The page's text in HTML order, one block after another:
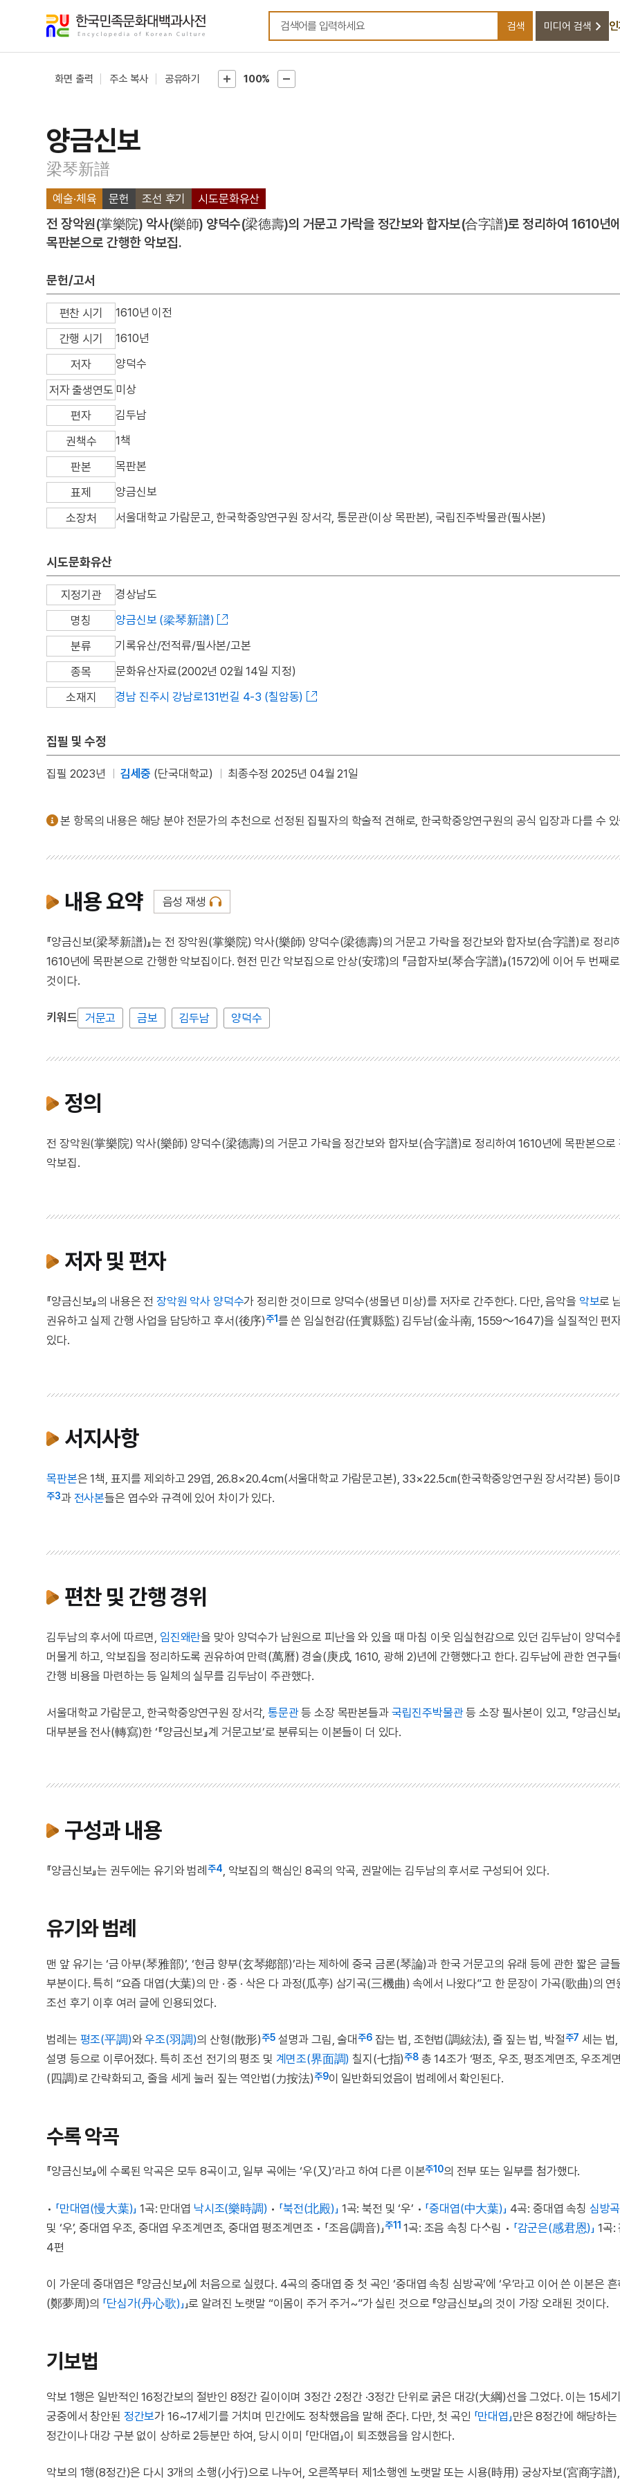
검색어를 입력하세요
검색 미디어 검색
화면 출력 주소 복사 공유하기 100%
양금신보
梁琴新譜
예술·체육 문헌 조선 후기 시도문화유산
전 장악원(掌樂院) 악사(樂師) 양덕수(梁德壽)의 거문고 가락을 정간보와 합자보(合字譜)로 정리하여 1610년
목판본으로 간행한 악보집.
문헌/고서
편찬 시기
1610년 이전
간행 시기
1610년
저자
양덕수
저자 출생연도 미상
편자
김두남
권책수
1책
판본
목판본
표제
양금신보
소장처
서울대학교 가람문고, 한국학중앙연구원 장서각, 통문관(이상 목판본), 국립진주박물관(필사본)
시도문화유산
지정기관
경상남도
명칭
양금신보 (梁琴新譜)
분류
기록유산/전적류/필사본/고본
종목
문화유산자료(2002년 02월 14일 지정)
소재지
경남 진주시 강남로131번길 4-3 (칠암동)
집필 및 수정
집필 2023년 김세중 (단국대학교) 최종수정 2025년 04월 21일
본 항목의 내용은 해당 분야 전문가의 추천으로 선정된 집필자의 학술적 견해로, 한국학중앙연구원의 공식 입장과 다를 수
내용 요약 음성 재생
『양금신보(梁琴新譜)』는 전 장악원(掌樂院) 악사(樂師) 양덕수(梁德壽)의 거문고 가락을 정간보와 합자보(合字譜)로 정리
1610년에 목판본으로 간행한 악보집이다. 현전 민간 악보집으로 안상(安瑺)의 『금합자보(琴合字譜)』(1572)에 이어 두 번째
것이다.
키워드 거문고 금보 김두남 양덕수
정의
전 장악원(掌樂院) 악사(樂師) 양덕수(梁德壽)의 거문고 가락을 정간보와 합자보(合字譜)로 정리하여 1610년에 목판본으로
악보집.
저자 및 편자
『양금신보』의 내용은 전 장악원 악사 양덕수가 정리한 것이므로 양덕수(생몰년 미상)를 저자로 간주한다. 다만, 음악을 악보로
권유하고 실제 간행 사업을 담당하고 후서(後序)주1를 쓴 임실현감(任實縣監) 김두남(金斗南, 1559～1647)을 실질적인 편
있다.
서지사항
목판본은 1책, 표지를 제외하고 29엽, 26.8×20.4cm(서울대학교 가람문고본), 33×22.5㎝(한국학중앙연구원 장서각본) 등이
주3과 전사본들은 엽수와 규격에 있어 차이가 있다.
편찬 및 간행 경위
김두남의 후서에 따르면, 임진왜란을 맞아 양덕수가 남원으로 피난을 와 있을 때 마침 이웃 임실현감으로 있던 김두남이 양덕수
머물게 하고, 악보집을 정리하도록 권유하여 만력(萬曆) 경술(庚戌, 1610, 광해 2)년에 간행했다고 한다. 김두남에 관한 연구
간행 비용을 마련하는 등 일체의 실무를 김두남이 주관했다.
서울대학교 가람문고, 한국학중앙연구원 장서각,통문관등 소장 목판본들과 국립진주박물관등 소장 필사본이 있고, 『양금신보
대부분을 전사(轉寫)한 ‘『양금신보』계 거문고보’로 분류되는 이본들이 더 있다.
구성과 내용
『양금신보』는 권두에는 유기와 범례주4, 악보집의 핵심인 8곡의 악곡, 권말에는 김두남의 후서로 구성되어 있다.
유기와 범례
맨 앞 유기는 ‘금 아부(琴雅部)’, ‘현금 향부(玄琴鄕部)’라는 제하에 중국 금론(琴論)과 한국 거문고의 유래 등에 관한 짧은 글
부분이다. 특히 “요즘 대엽(大葉)의 만 · 중 · 삭은 다 과정(瓜亭) 삼기곡(三機曲) 속에서 나왔다”고 한 문장이 가곡(歌曲)의 연
조선 후기 이후 여러 글에 인용되었다.
범례는 평조(平調)와우조(羽調)의 산형(散形)주5설명과 그림, 술대주6잡는 법, 조현법(調絃法), 줄 짚는 법, 박절주7 세는 법
설명 등으로 이루어졌다. 특히 조선 전기의 평조 및 계면조(界面調) 칠지(七指)주8총 14조가 ‘평조, 우조, 평조계면조, 우조계
(四調)로 간략화되고, 줄을 세게 눌러 짚는 역안법(力按法)주9이 일반화되었음이 범례에서 확인된다.
수록 악곡
『양금신보』에 수록된 악곡은 모두 8곡이고, 일부 곡에는 ‘우(又)’라고 하여 다른 이본주10의 전부 또는 일부를 첨가했다.
• 「만대엽(慢大葉)」 1곡: 만대엽 낙시조(樂時調) • 「북전(北殿)」 1곡: 북전 및 ‘우’ • 「중대엽(中大葉)」 4곡: 중대엽 속칭 심방
및 ‘우’, 중대엽 우조, 중대엽 우조계면조, 중대엽 평조계면조 • 「조음(調音)」주11 1곡: 조음 속칭 다ᄉᆞ림 • 「감군은(感君恩)」 1곡:
4편
이 가운데 중대엽은 『양금신보』에 처음으로 실렸다. 4곡의 중대엽 중 첫 곡인 ‘중대엽 속칭 심방곡’에 ‘우’라고 이어 쓴 이본은
(鄭夢周)의 「단심가(丹心歌)」 」로 알려진 노랫말 “이몸이 주거 주거~”가 실린 것으로 『양금신보』의 것이 가장 오래된 것이다.
기보법
악보 1행은 일반적인 16정간보의 절반인 8정간 길이이며 3정간 ·2정간 ·3정간 단위로 굵은 대강(大綱)선을 그었다. 이는 15세
궁중에서 창안된 정간보가 16~17세기를 거치며 민간에도 정착했음을 말해 준다. 다만, 첫 곡인 「만대엽」만은 8정간에 해당하는
정간이나 대강 구분 없이 상하로 2등분만 하여, 당시 이미 「만대엽」이 퇴조했음을 암시한다.
악보의 1행(8정간)은 다시 3개의 소행(小行)으로 나누어, 오른쪽부터 제1소행엔 노랫말 또는 시용(時用) 궁상자보(宮商字譜